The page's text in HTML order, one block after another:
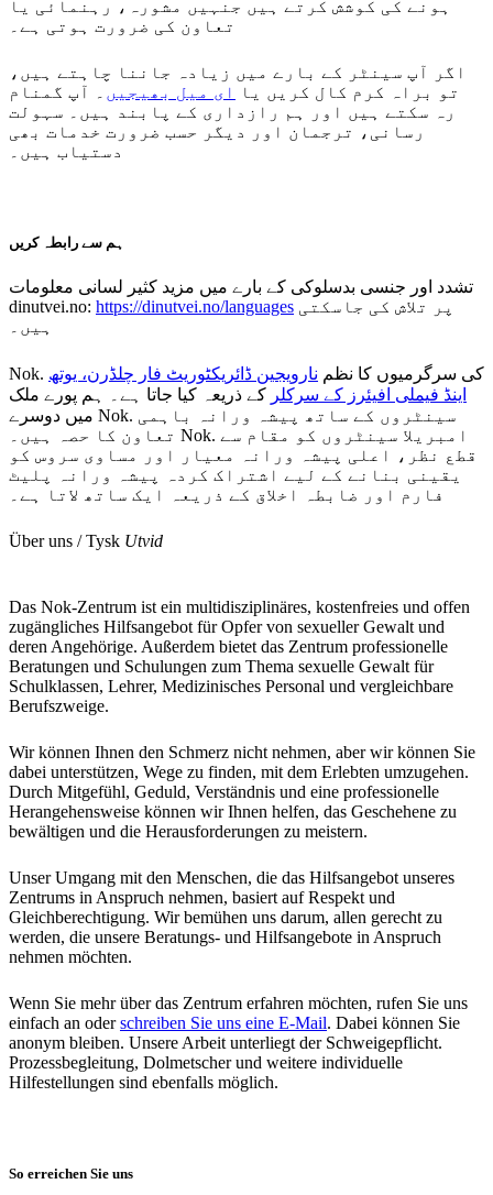
ہونے کی کوشش کرتے ہیں جنہیں مشورہ، رہنمائی یا
تعاون کی ضرورت ہوتی ہے۔
اگر آپ سینٹر کے بارے میں زیادہ جاننا چاہتے ہیں،
تو براہ کرم کال کریں یا
ای میل بھیجیں
۔ آپ گمنام
رہ سکتے ہیں اور ہم رازداری کے پابند ہیں۔ سہولت
رسانی، ترجمان اور دیگر حسب ضرورت خدمات بھی
دستیاب ہیں۔
ہم سے رابطہ کریں
تشدد اور جنسی بدسلوکی کے بارے میں مزید کثیر لسانی معلومات
dinutvei.no: https://dinutvei.no/languages
ہیں۔
Nok. کی سرگرمیوں کا نظم نارویجین ڈائریکٹوریٹ فار چلڈرن، یوتھ
اینڈ فیملی افیئرز کے سرکلر کے ذریعہ کیا جاتا ہے۔ ہم پورے ملک
میں دوسرے Nok. سینٹروں کے ساتھ پیشہ ورانہ باہمی
تعاون کا حصہ ہیں۔ Nok. امبریلا سینٹروں کو مقام سے
قطع نظر، اعلی پیشہ ورانہ معیار اور مساوی سروس کو
یقینی بنانے کے لیے اشتراک کردہ پیشہ ورانہ پلیٹ
فارم اور ضابطہ اخلاق کے ذریعہ ایک ساتھ لاتا ہے۔
Über uns / Tysk Utvid
Das Nok-Zentrum ist ein multidisziplinäres, kostenfreies und offen
zugängliches Hilfsangebot für Opfer von sexueller Gewalt und
deren Angehörige. Außerdem bietet das Zentrum professionelle
Beratungen und Schulungen zum Thema sexuelle Gewalt für
Schulklassen, Lehrer, Medizinisches Personal und vergleichbare
Berufszweige.
Wir können Ihnen den Schmerz nicht nehmen, aber wir können Sie
dabei unterstützen, Wege zu finden, mit dem Erlebten umzugehen.
Durch Mitgefühl, Geduld, Verständnis und eine professionelle
Herangehensweise können wir Ihnen helfen, das Geschehene zu
bewältigen und die Herausforderungen zu meistern.
Unser Umgang mit den Menschen, die das Hilfsangebot unseres
Zentrums in Anspruch nehmen, basiert auf Respekt und
Gleichberechtigung. Wir bemühen uns darum, allen gerecht zu
werden, die unsere Beratungs- und Hilfsangebote in Anspruch
nehmen möchten.
Wenn Sie mehr über das Zentrum erfahren möchten, rufen Sie uns
einfach an oderschreiben Sie uns eine E-Mail. Dabei können Sie
anonym bleiben. Unsere Arbeit unterliegt der Schweigepflicht.
Prozessbegleitung, Dolmetscher und weitere individuelle
Hilfestellungen sind ebenfalls möglich.
So erreichen Sie uns